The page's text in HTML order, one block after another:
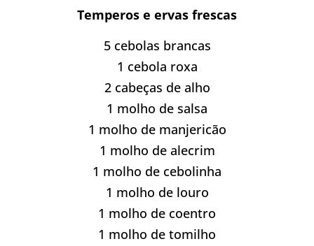
Temperos e ervas frescas
5 cebolas brancas
1 cebola roxa
2 cabeças de alho
1 molho de salsa
1 molho de manjericão
1 molho de alecrim
1 molho de cebolinha
1 molho de louro
1 molho de coentro
1 molho de tomilho